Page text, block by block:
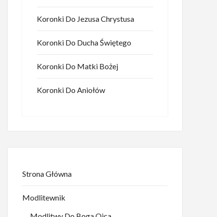
Koronki Do Jezusa Chrystusa
Koronki Do Ducha Świętego
Koronki Do Matki Bożej
Koronki Do Aniołów
Strona Główna
Modlitewnik